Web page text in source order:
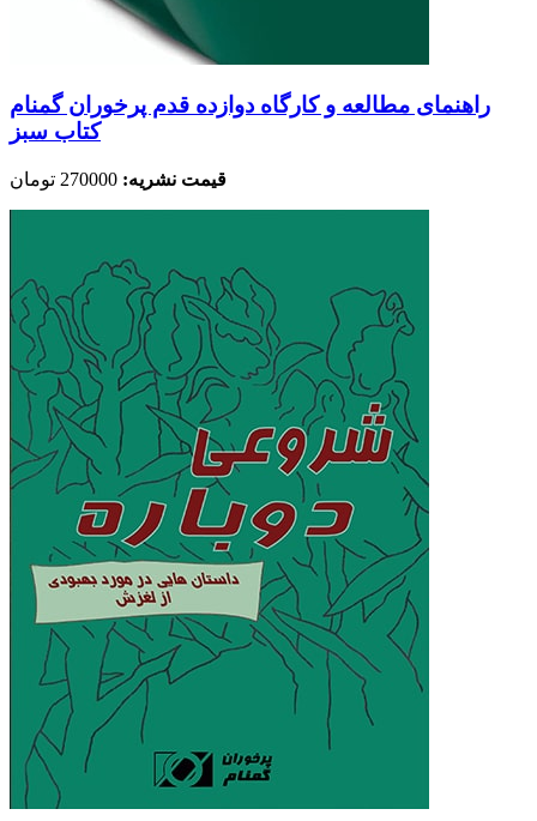
راهنمای مطالعه و کارگاه دوازده قدم پرخوران گمنام
کتاب سبز
قیمت نشریه: